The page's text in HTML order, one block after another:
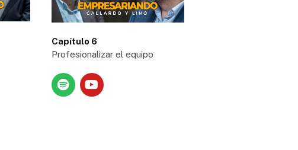
Capítulo 6
Profesionalizar el equipo